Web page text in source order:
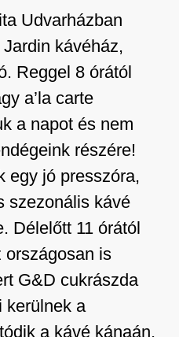
Udvarházban
kávéház,
Reggel 8 órától
a’la carte
a napot és nem
részére!
egy jó presszóra,
szezonális kávé
Délelőtt 11 órától
országosan is
G&D cukrászda
kerülnek a
a kávé kánaán,